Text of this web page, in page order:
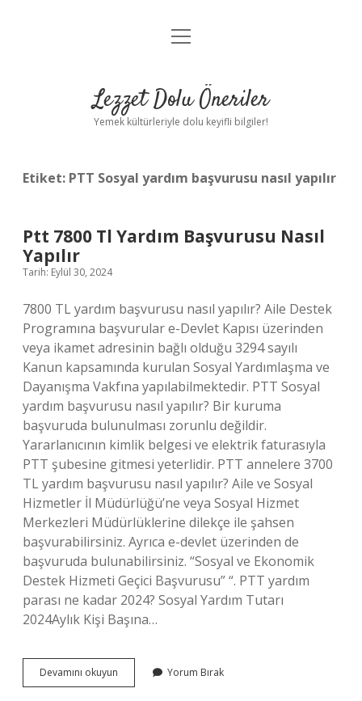
Anasayfa
Yasal Uyarı
menüyü
Lezzet Dolu Öneriler
Yemek kültürleriyle dolu keyifli bilgiler!
Etiket: PTT Sosyal yardım başvurusu nasıl yapılır
Ptt 7800 Tl Yardım Başvurusu Nasıl
Yapılır
Tarih: Eylül 30, 2024
7800 TL yardım başvurusu nasıl yapılır? Aile Destek
Programına başvurular e-Devlet Kapısı üzerinden
veya ikamet adresinin bağlı olduğu 3294 sayılı
Kanun kapsamında kurulan Sosyal Yardımlaşma ve
Dayanışma Vakfına yapılabilmektedir. PTT Sosyal
yardım başvurusu nasıl yapılır? Bir kuruma
başvuruda bulunulması zorunlu değildir.
Yararlanıcının kimlik belgesi ve elektrik faturasıyla
PTT şubesine gitmesi yeterlidir. PTT annelere 3700
TL yardım başvurusu nasıl yapılır? Aile ve Sosyal
Hizmetler İl Müdürlüğü’ne veya Sosyal Hizmet
Merkezleri Müdürlüklerine dilekçe ile şahsen
başvurabilirsiniz. Ayrıca e-devlet üzerinden de
başvuruda bulunabilirsiniz. “Sosyal ve Ekonomik
Destek Hizmeti Geçici Başvurusu” “. PTT yardım
parası ne kadar 2024? Sosyal Yardım Tutarı
2024Aylık Kişi Başına…
Devamını okuyun
7800
Yorum Bırak